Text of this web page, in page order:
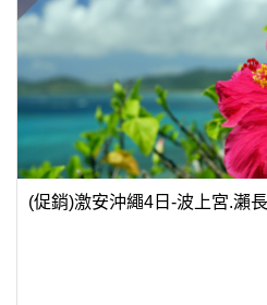
(促銷)激安沖繩4日-波上宮.瀨